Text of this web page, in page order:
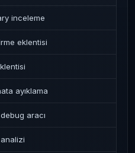
inceleme
eklentisi
ayıklama
aracı